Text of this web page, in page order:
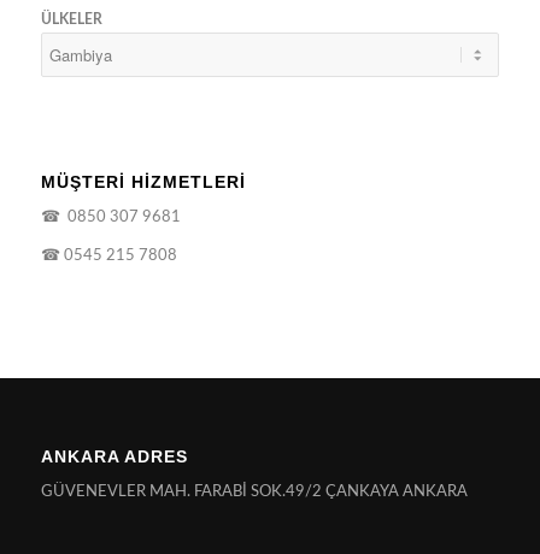
ÜLKELER
MÜŞTERİ HİZMETLERİ
☎0850 307 9681
☎0545 215 7808
ANKARA ADRES
GÜVENEVLER MAH. FARABİ SOK.49/2 ÇANKAYA ANKARA